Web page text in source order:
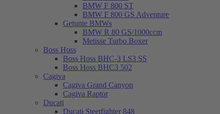
BMW F 800 ST
BMW F 800 GS Adventure
Getunte BMWs
BMW R 80 GS/1000ccm
Metisse Turbo Boxer
Boss Hoss
Boss Hoss BHC-3 LS3 SS
Boss Hoss BHC3 502
Cagiva
Cagiva Grand Canyon
Cagiva Raptor
Ducati
Ducati Steetfighter 848